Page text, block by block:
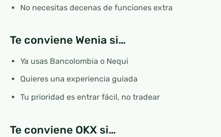
No necesitas decenas de funciones extra
Te conviene Wenia si…
Ya usas Bancolombia o Nequi
Quieres una experiencia guiada
Tu prioridad es entrar fácil, no tradear
Te conviene OKX si…